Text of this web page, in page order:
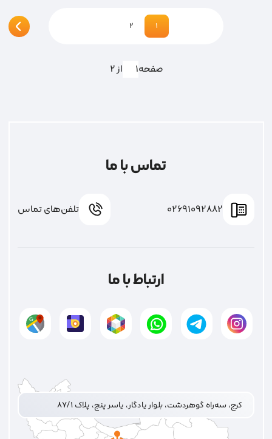
1
2
صفحه از 2
تماس با ما
02691092882 تلفن‌های تماس
ارتباط با ما
کرج، سه‌راه گوهردشت، بلوار یادگار، یاسر پنج، پلاک ۸۷/۱